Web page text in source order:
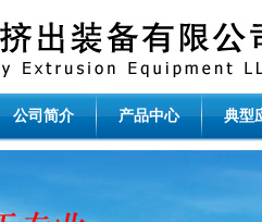
公司简介 产品中心 典型